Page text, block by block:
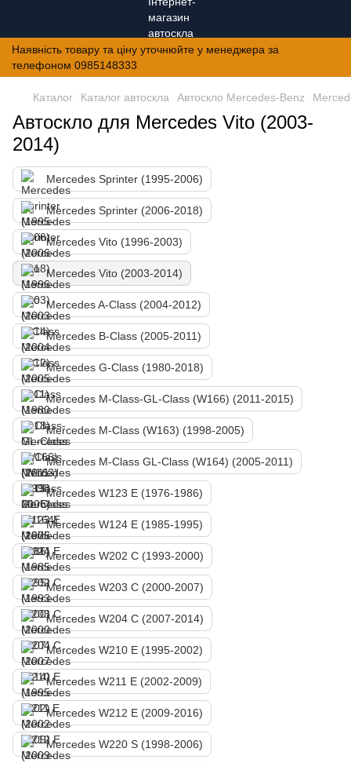
Наявність товару та ціну уточнюйте у менеджера за
телефоном 0985148333
Каталог Каталог автоскла Автоскло Mercedes-Benz
Автоскло для Mercedes Vito (2003-
2014)
Mercedes Sprinter (1995-2006)
Mercedes Sprinter (2006-2018)
Mercedes Vito (1996-2003)
Mercedes Vito (2003-2014)
Mercedes A-Class (2004-2012)
Mercedes B-Class (2005-2011)
Mercedes G-Class (1980-2018)
Mercedes M-Class-GL-Class (W166) (2011-2015)
Mercedes M-Class (W163) (1998-2005)
Mercedes M-Class GL-Class (W164) (2005-2011)
Mercedes W123 E (1976-1986)
Mercedes W124 E (1985-1995)
Mercedes W202 C (1993-2000)
Mercedes W203 C (2000-2007)
Mercedes W204 C (2007-2014)
Mercedes W210 E (1995-2002)
Mercedes W211 E (2002-2009)
Mercedes W212 E (2009-2016)
Mercedes W220 S (1998-2006)